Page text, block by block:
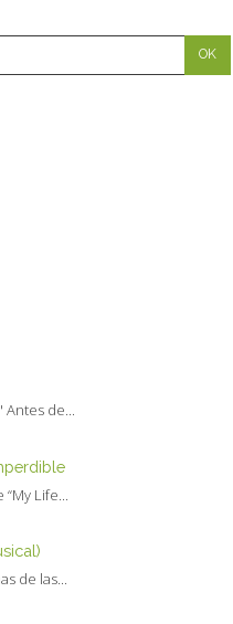
de...
Life...
de las...